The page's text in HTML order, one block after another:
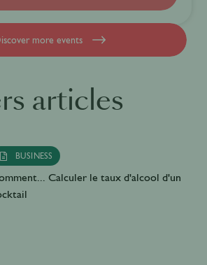
more events
articles
BUSINESS
Calculer le taux d'alcool d'un